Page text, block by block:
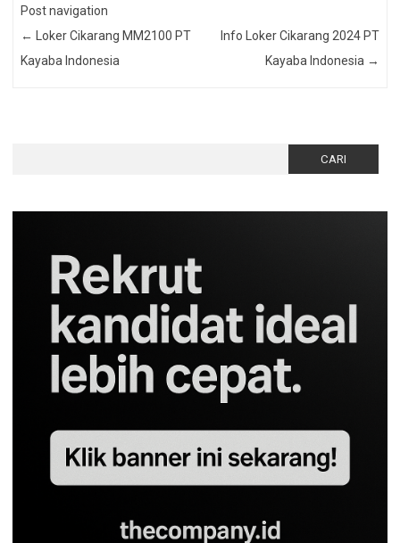
Post navigation
←
Loker Cikarang MM2100 PT
Kayaba Indonesia
Info Loker Cikarang 2024 PT
Kayaba Indonesia →